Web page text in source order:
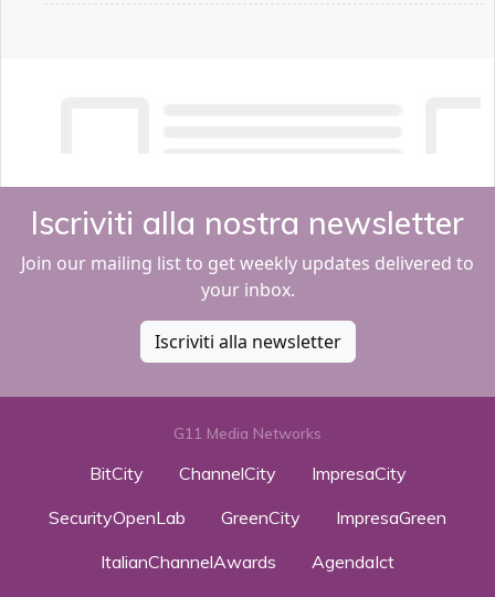
Iscriviti alla nostra newsletter
Join our mailing list to get weekly updates delivered to
your inbox.
Iscriviti alla newsletter
G11 Media Networks
BitCity ChannelCity
ImpresaCity
SecurityOpenLab
GreenCity
ImpresaGreen
ItalianChannelAwards
AgendaIct